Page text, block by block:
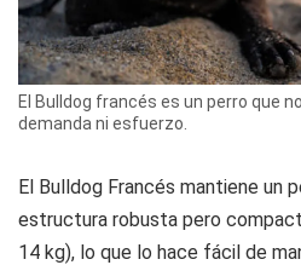
El Bulldog francés es un perro que
demanda ni esfuerzo.
El Bulldog Francés mantiene un
estructura robusta pero
14 kg), lo que lo hace fácil de